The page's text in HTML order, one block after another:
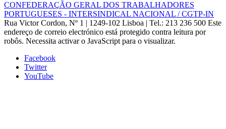
CONFEDERAÇÃO GERAL DOS TRABALHADORES
PORTUGUESES - INTERSINDICAL NACIONAL / CGTP-IN
Rua Victor Cordon, Nº 1 | 1249-102 Lisboa | Tel.: 213 236 500 Este
endereço de correio electrónico está protegido contra leitura por
robôs. Necessita activar o JavaScript para o visualizar.
Facebook
Twitter
YouTube